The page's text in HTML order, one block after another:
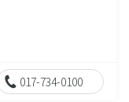
017-734-0100